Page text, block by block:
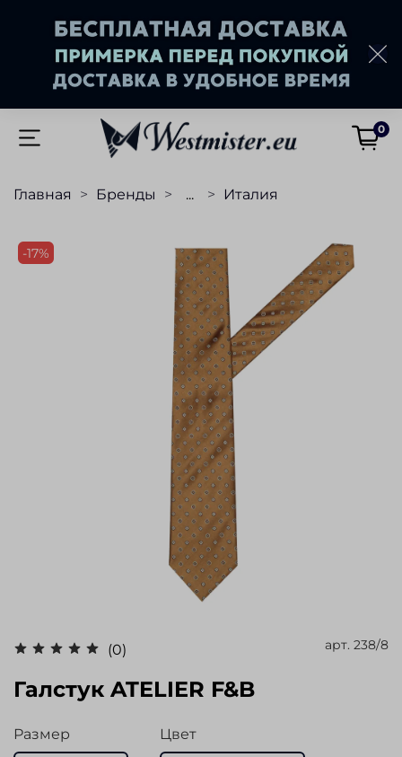
0
Главная Бренды ... Италия
-17%
(0) арт. 238/8
Галстук ATELIER F&B
Размер Цвет